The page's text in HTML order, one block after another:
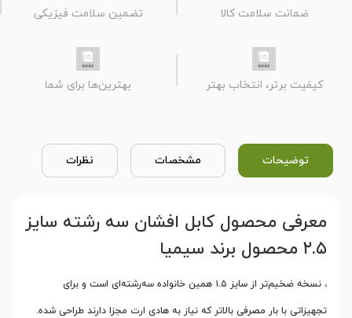
ضمانت سلامت کالا تضمین سلامت فیزیکی
کیفیت برتر، انتخاب بهتر بهترین‌ها برای شما
توضیحات مشخصات نظرات
معرفی محصول کابل افشان سه رشته سایز
۲.۵ محصول برند سیمیا
، نسخه ضخیم‌تر از سایز ۱.۵ همین خانواده سه‌رشته‌ای است و برای
تجهیزاتی با بار مصرفی بالاتر که نیاز به هادی ارت مجزا دارند طراحی شده.